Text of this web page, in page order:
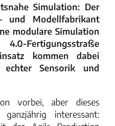
Simulation: Der
und Modellfabrikant
modulare Simulation
Fertigungsstraße
kommen dabei
echter Sensorik und
vorbei, aber dieses
ganzjährig interessant: